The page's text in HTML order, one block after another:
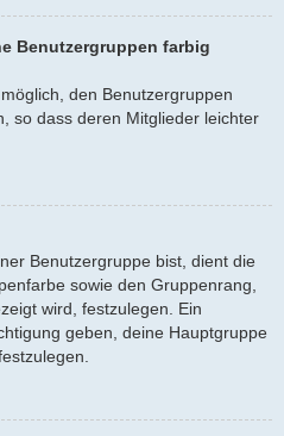
Benutzergruppen farbig
den Benutzergruppen
so dass deren Mitglieder leichter
Benutzergruppe bist, dient die
sowie den Gruppenrang,
wird, festzulegen. Ein
geben, deine Hauptgruppe